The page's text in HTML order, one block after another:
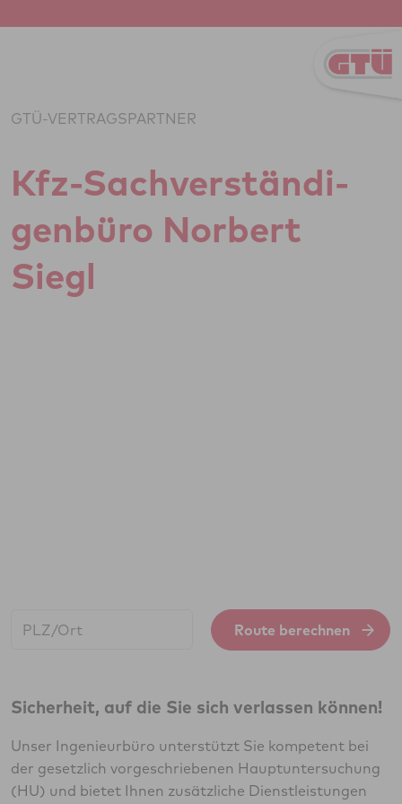
GTÜ-VERTRAGSPARTNER
Kfz-Sach­ver­stän­di­
gen­büro Norbert
Siegl
Route berechnen
Sicherheit, auf die Sie sich verlassen können!
Unser Ingenieurbüro unterstützt Sie kompetent bei
der gesetzlich vorgeschriebenen Hauptuntersuchung
(HU) und bietet Ihnen zusätzliche Dienstleistungen